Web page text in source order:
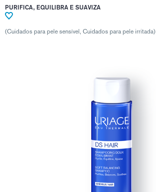
PURIFICA, EQUILIBRA E SUAVIZA
(Cuidados para pele sensível, Cuidados para pele irritada)